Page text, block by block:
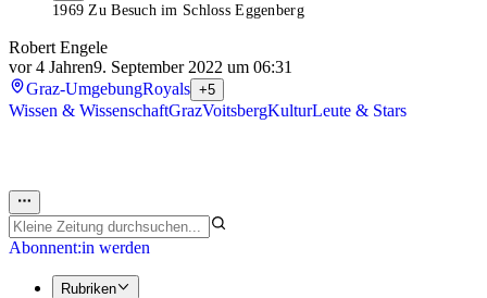
1969 Zu Besuch im Schloss Eggenberg
Robert Engele
vor 4 Jahren9. September 2022 um 06:31
Graz-UmgebungRoyals +5
Wissen & WissenschaftGrazVoitsbergKulturLeute & Stars
Abonnent:in werden
Rubriken